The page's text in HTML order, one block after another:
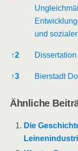
und
↑2
↑3 Bierstadt
Ähnliche
Die